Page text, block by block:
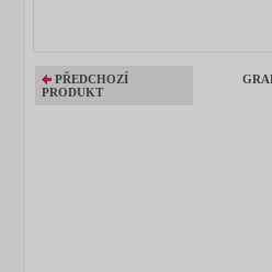
PŘEDCHOZÍ
PRODUKT